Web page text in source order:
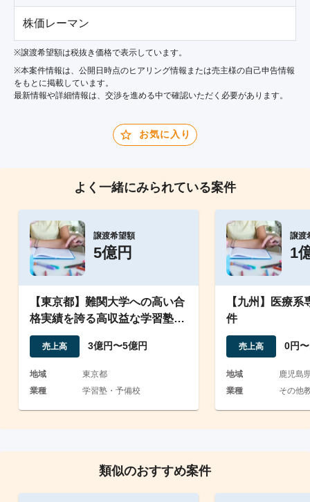
株価レーマン
※譲渡希望額は税抜き価格で表示しています。
※本案件情報は、公開日時点のヒアリング情報または売主様の自己申告情報
をもとに掲載しています。
最新情報や詳細情報は、交渉を進める中で確認いただく必要があります。
お気に入り
よく一緒にみられている案件
譲渡希望額
5億円
【東京都】難関大学への高い合
格実績を誇る高収益な学習塾運
営事業の譲渡
売上高 3億円〜5億円
地域
東京都
業種
学習塾・予備校
譲渡
1
【九州】医療
件
売上高 0円
地域
鹿児島
業種
その他
類似のおすすめ案件